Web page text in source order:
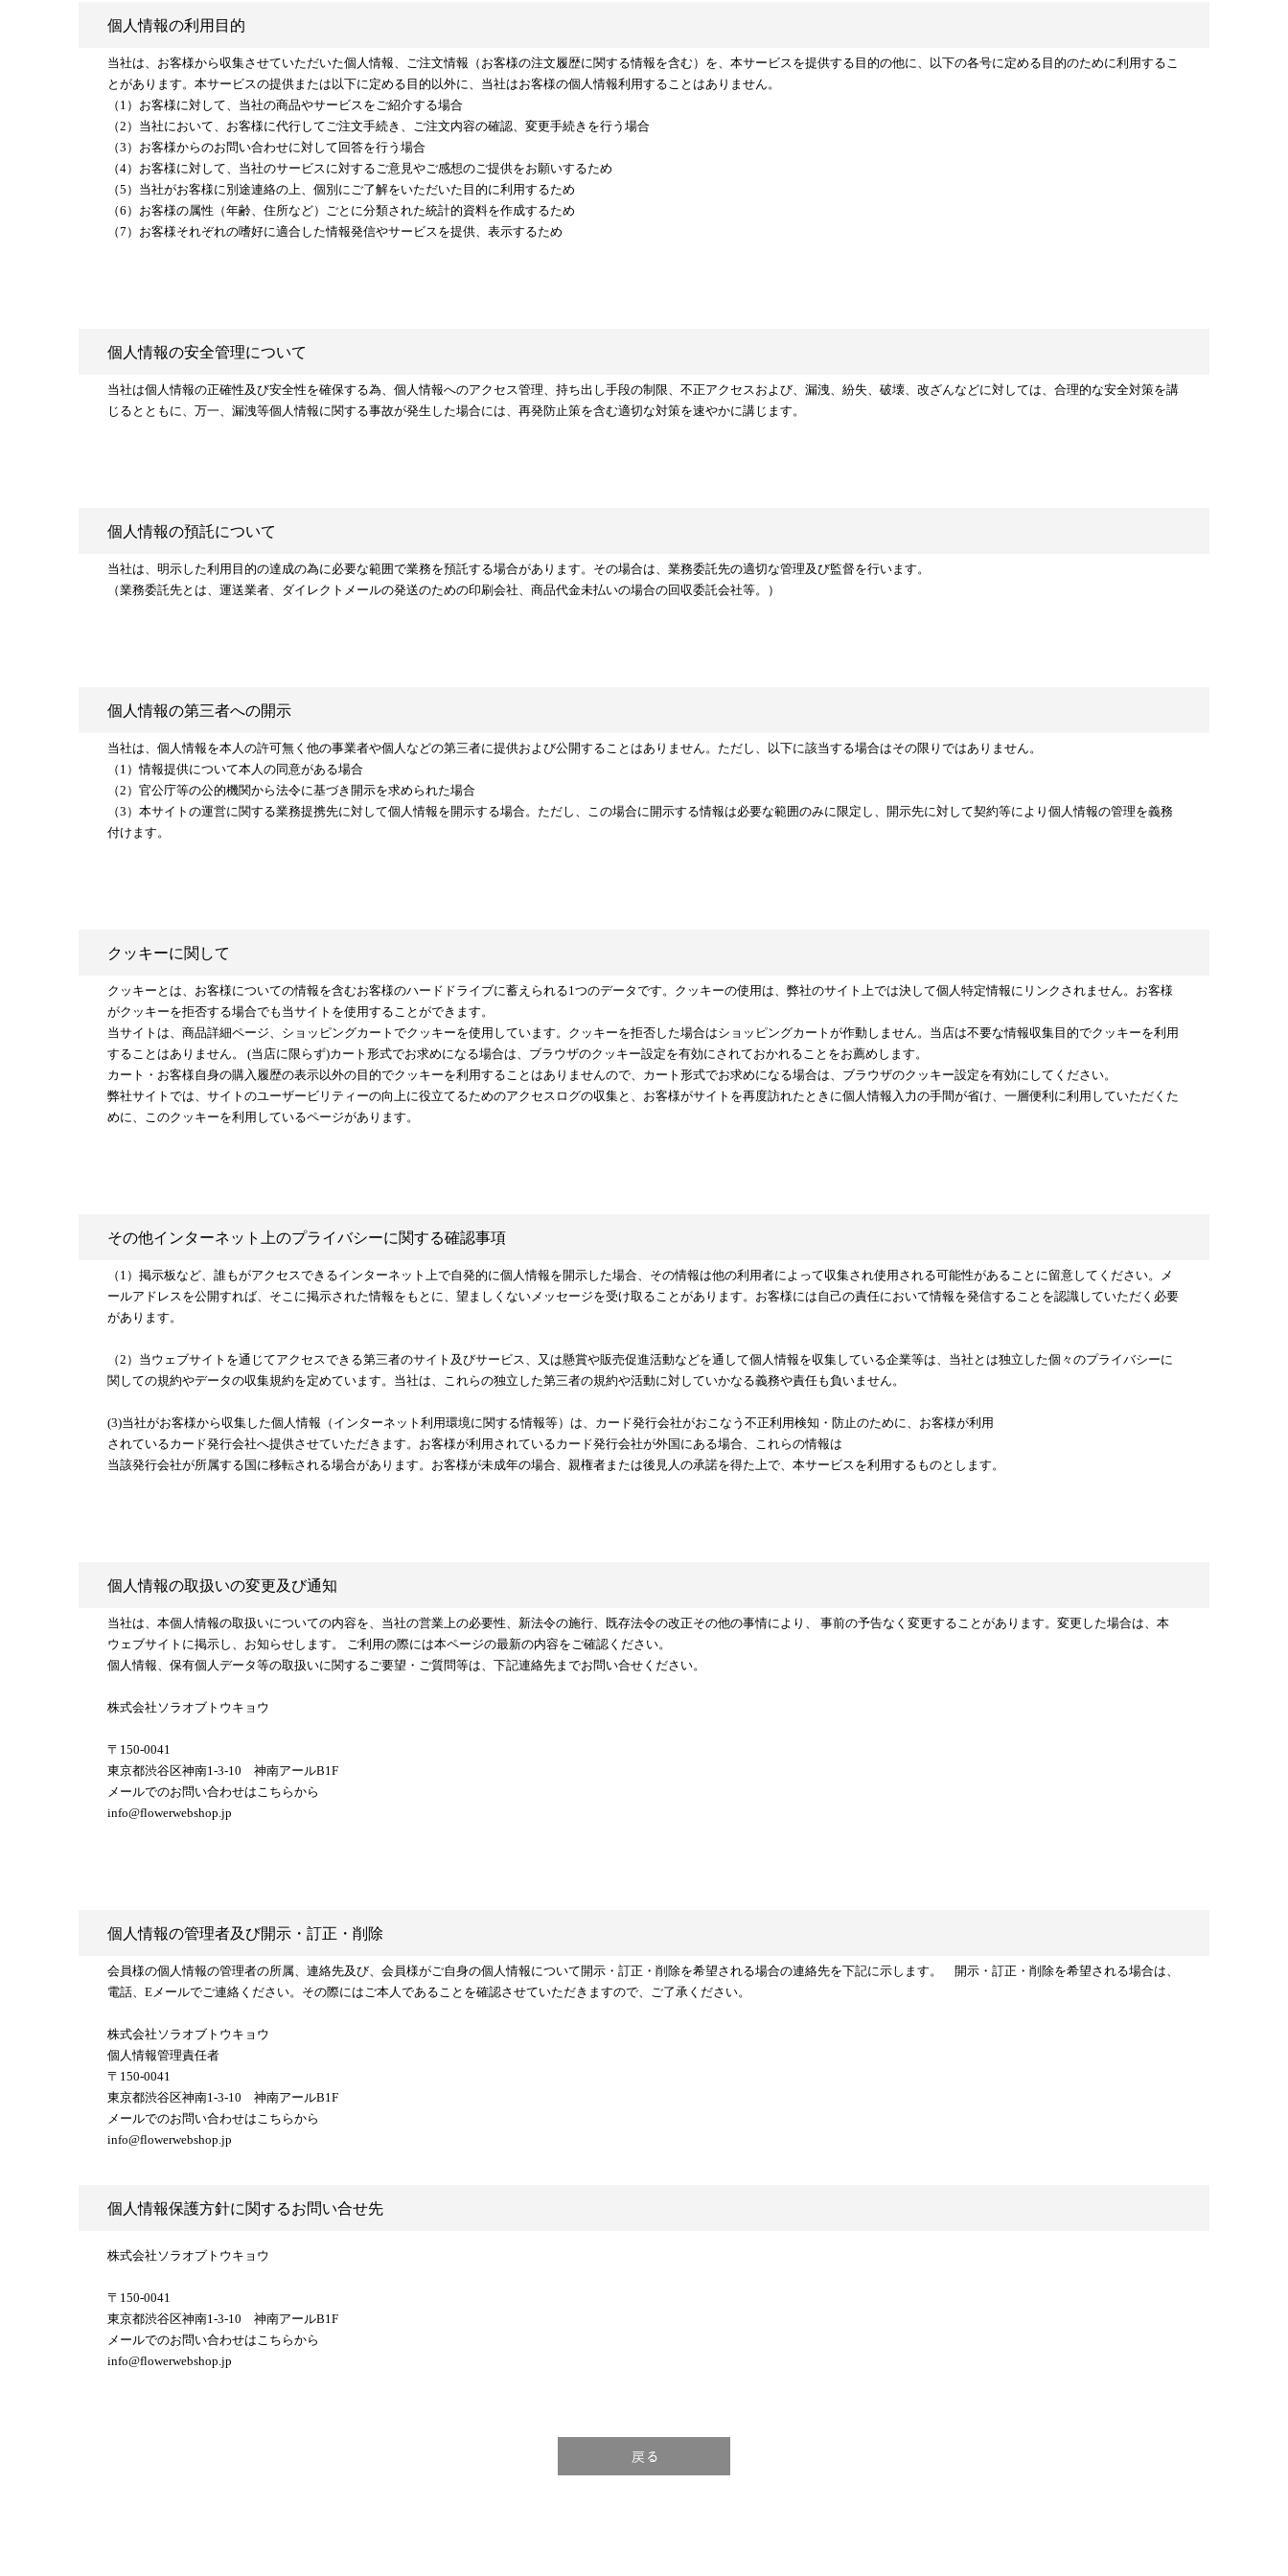
個人情報の利用目的
当社は、お客様から収集させていただいた個人情報、ご注文情報（お客様の注文履歴に関する情報を含む）を、本サービスを提供する目的の他に、以下の各号に定める目的のために利用するこ
とがあります。本サービスの提供または以下に定める目的以外に、当社はお客様の個人情報利用することはありません。
（1）お客様に対して、当社の商品やサービスをご紹介する場合
（2）当社において、お客様に代行してご注文手続き、ご注文内容の確認、変更手続きを行う場合
（3）お客様からのお問い合わせに対して回答を行う場合
（4）お客様に対して、当社のサービスに対するご意見やご感想のご提供をお願いするため
（5）当社がお客様に別途連絡の上、個別にご了解をいただいた目的に利用するため
（6）お客様の属性（年齢、住所など）ごとに分類された統計的資料を作成するため
（7）お客様それぞれの嗜好に適合した情報発信やサービスを提供、表示するため
個人情報の安全管理について
当社は個人情報の正確性及び安全性を確保する為、個人情報へのアクセス管理、持ち出し手段の制限、不正アクセスおよび、漏洩、紛失、破壊、改ざんなどに対しては、合理的な安全対策を講
じるとともに、万一、漏洩等個人情報に関する事故が発生した場合には、再発防止策を含む適切な対策を速やかに講じます。
個人情報の預託について
当社は、明示した利用目的の達成の為に必要な範囲で業務を預託する場合があります。その場合は、業務委託先の適切な管理及び監督を行います。
（業務委託先とは、運送業者、ダイレクトメールの発送のための印刷会社、商品代金未払いの場合の回収委託会社等。）
個人情報の第三者への開示
当社は、個人情報を本人の許可無く他の事業者や個人などの第三者に提供および公開することはありません。ただし、以下に該当する場合はその限りではありません。
（1）情報提供について本人の同意がある場合
（2）官公庁等の公的機関から法令に基づき開示を求められた場合
（3）本サイトの運営に関する業務提携先に対して個人情報を開示する場合。ただし、この場合に開示する情報は必要な範囲のみに限定し、開示先に対して契約等により個人情報の管理を義務
付けます。
クッキーに関して
クッキーとは、お客様についての情報を含むお客様のハードドライブに蓄えられる1つのデータです。クッキーの使用は、弊社のサイト上では決して個人特定情報にリンクされません。お客様
がクッキーを拒否する場合でも当サイトを使用することができます。
当サイトは、商品詳細ページ、ショッピングカートでクッキーを使用しています。クッキーを拒否した場合はショッピングカートが作動しません。当店は不要な情報収集目的でクッキーを利用
することはありません。 (当店に限らず)カート形式でお求めになる場合は、ブラウザのクッキー設定を有効にされておかれることをお薦めします。
カート・お客様自身の購入履歴の表示以外の目的でクッキーを利用することはありませんので、カート形式でお求めになる場合は、ブラウザのクッキー設定を有効にしてください。
弊社サイトでは、サイトのユーザービリティーの向上に役立てるためのアクセスログの収集と、お客様がサイトを再度訪れたときに個人情報入力の手間が省け、一層便利に利用していただくた
めに、このクッキーを利用しているページがあります。
その他インターネット上のプライバシーに関する確認事項
（1）掲示板など、誰もがアクセスできるインターネット上で自発的に個人情報を開示した場合、その情報は他の利用者によって収集され使用される可能性があることに留意してください。メ
ールアドレスを公開すれば、そこに掲示された情報をもとに、望ましくないメッセージを受け取ることがあります。お客様には自己の責任において情報を発信することを認識していただく必要
があります。
（2）当ウェブサイトを通じてアクセスできる第三者のサイト及びサービス、又は懸賞や販売促進活動などを通して個人情報を収集している企業等は、当社とは独立した個々のプライバシーに
関しての規約やデータの収集規約を定めています。当社は、これらの独立した第三者の規約や活動に対していかなる義務や責任も負いません。
(3)当社がお客様から収集した個人情報（インターネット利用環境に関する情報等）は、カード発行会社がおこなう不正利用検知・防止のために、お客様が利用
されているカード発行会社へ提供させていただきます。お客様が利用されているカード発行会社が外国にある場合、これらの情報は
当該発行会社が所属する国に移転される場合があります。お客様が未成年の場合、親権者または後見人の承諾を得た上で、本サービスを利用するものとします。
個人情報の取扱いの変更及び通知
当社は、本個人情報の取扱いについての内容を、当社の営業上の必要性、新法令の施行、既存法令の改正その他の事情により、 事前の予告なく変更することがあります。変更した場合は、本
ウェブサイトに掲示し、お知らせします。 ご利用の際には本ページの最新の内容をご確認ください。
個人情報、保有個人データ等の取扱いに関するご要望・ご質問等は、下記連絡先までお問い合せください。
株式会社ソラオブトウキョウ
〒150-0041
東京都渋谷区神南1-3-10 神南アールB1F
メールでのお問い合わせはこちらから
info@flowerwebshop.jp
個人情報の管理者及び開示・訂正・削除
会員様の個人情報の管理者の所属、連絡先及び、会員様がご自身の個人情報について開示・訂正・削除を希望される場合の連絡先を下記に示します。 開示・訂正・削除を希望される場合は、
電話、Eメールでご連絡ください。その際にはご本人であることを確認させていただきますので、ご了承ください。
株式会社ソラオブトウキョウ
個人情報管理責任者
〒150-0041
東京都渋谷区神南1-3-10 神南アールB1F
メールでのお問い合わせはこちらから
info@flowerwebshop.jp
個人情報保護方針に関するお問い合せ先
株式会社ソラオブトウキョウ
〒150-0041
東京都渋谷区神南1-3-10 神南アールB1F
メールでのお問い合わせはこちらから
info@flowerwebshop.jp